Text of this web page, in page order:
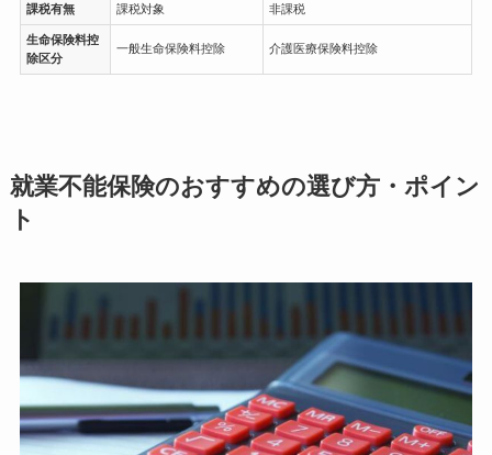
課税有無 課税対象 非課税
生命保険料控
除区分
一般生命保険料控除 介護医療保険料控除
就業不能保険のおすすめの選び方・ポイン
ト